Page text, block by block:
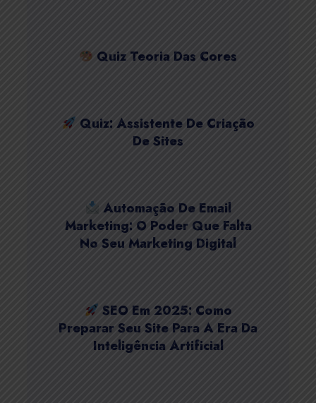
Quiz Teoria Das Cores
Quiz: Assistente De Criação
De Sites
Automação De Email
Marketing: O Poder Que Falta
No Seu Marketing Digital
SEO Em 2025: Como
Preparar Seu Site Para A Era Da
Inteligência Artificial